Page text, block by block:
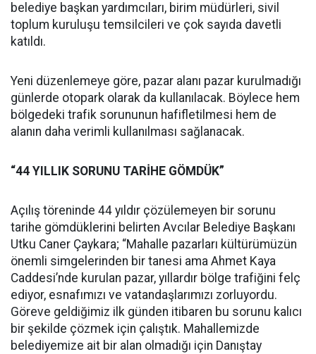
belediye başkan yardımcıları, birim müdürleri, sivil
toplum kuruluşu temsilcileri ve çok sayıda davetli
katıldı.
Yeni düzenlemeye göre, pazar alanı pazar kurulmadığı
günlerde otopark olarak da kullanılacak. Böylece hem
bölgedeki trafik sorununun hafifletilmesi hem de
alanın daha verimli kullanılması sağlanacak.
“44 YILLIK SORUNU TARİHE GÖMDÜK”
Açılış töreninde 44 yıldır çözülemeyen bir sorunu
tarihe gömdüklerini belirten Avcılar Belediye Başkanı
Utku Caner Çaykara; “Mahalle pazarları kültürümüzün
önemli simgelerinden bir tanesi ama Ahmet Kaya
Caddesi’nde kurulan pazar, yıllardır bölge trafiğini felç
ediyor, esnafımızı ve vatandaşlarımızı zorluyordu.
Göreve geldiğimiz ilk günden itibaren bu sorunu kalıcı
bir şekilde çözmek için çalıştık. Mahallemizde
belediyemize ait bir alan olmadığı için Danıştay